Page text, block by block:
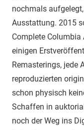
nochmals
Ausstattung. 2015
Complete
einigen
Remasterings, jede
reproduzierten
schon physisch
Schaffen in
noch der Weg ins